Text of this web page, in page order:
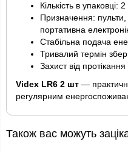
Кількість в упаковці:
Призначення: пульти,
портативна
Стабільна подача
Тривалий термін
Захист від протікання
Videx LR6 2 шт —
регулярним
Також вас можуть